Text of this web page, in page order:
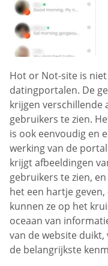
Hot or Not-site is
datingportalen. De
krijgen verschillende
gebruikers te zien.
is ook eenvoudig en
werking van de
krijgt afbeeldingen
gebruikers te zien,
het een hartje
kunnen ze op het
oceaan van
van de website
de belangrijkste